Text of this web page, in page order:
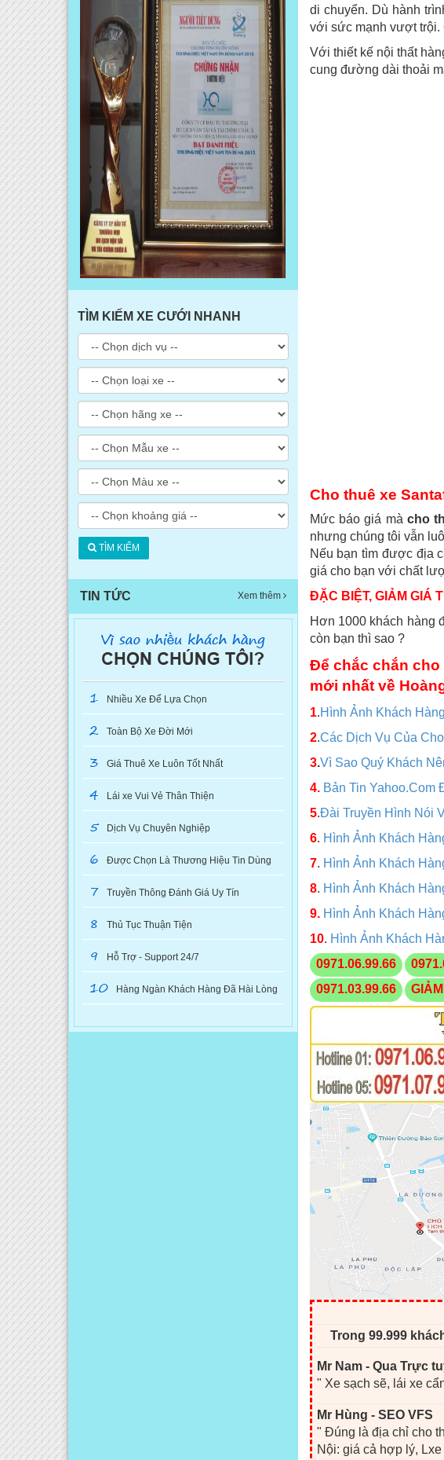
TÌM KIẾM XE CƯỚI NHANH
TÌM KIẾM
TIN TỨC Xem thêm
1 Nhiều Xe Để Lựa Chọn
2 Toàn Bộ Xe Đời Mới
3 Giá Thuê Xe Luôn Tốt Nhất
4 Lái xe Vui Vẻ Thân Thiện
5 Dịch Vụ Chuyên Nghiệp
6 Được Chọn Là Thương Hiệu Tin Dùng
7 Truyền Thông Đánh Giá Uy Tín
8 Thủ Tục Thuận Tiện
9 Hỗ Trợ - Support 24/7
10 Hàng Ngàn Khách Hàng Đã Hài Lòng
di chuyển. Dù hành
với sức mạnh vượt trội.
Với thiết kế nội thất
cung đường dài thoải
Cho thuê xe
Mức báo giá mà cho
nhưng chúng tôi vẫn
Nếu bạn tìm được địa
giá cho bạn với chất
ĐẶC BIỆT, GIẢM GIÁ
Hơn 1000 khách hàng
còn bạn thì sao ?
Để chắc chắn
mới nhất về
1.Hình Ảnh Khách
2.Các Dịch Vụ Của
3.Vì Sao Quý Khách
4. Bản Tin Yahoo.Com
5.Đài Truyền Hình Nói
6. Hình Ảnh Khách
7. Hình Ảnh Khách
8. Hình Ảnh Khách
9.Hình Ảnh Khách
10. Hình Ảnh Khách
0971.06.99.66
0971.03.99.66
Trong 99.999
Mr Nam - Qua Trực
" Xe sạch sẽ, lái xe
Mr Hùng - SEO VFS
" Đúng là địa chỉ cho
Nội: giá cả hợp lý,